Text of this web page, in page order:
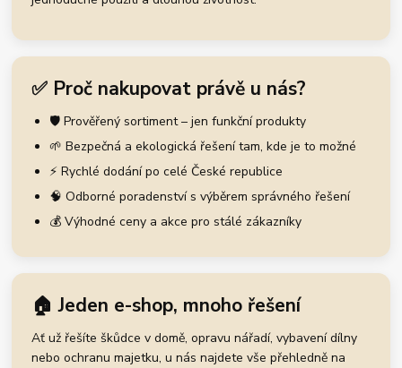
✅ Proč nakupovat právě u nás?
🛡️ Prověřený sortiment – jen funkční produkty
🌱 Bezpečná a ekologická řešení tam, kde je to možné
⚡ Rychlé dodání po celé České republice
🧠 Odborné poradenství s výběrem správného řešení
💰 Výhodné ceny a akce pro stálé zákazníky
🏠 Jeden e-shop, mnoho řešení
Ať už řešíte škůdce v domě, opravu nářadí, vybavení dílny
nebo ochranu majetku, u nás najdete vše přehledně na